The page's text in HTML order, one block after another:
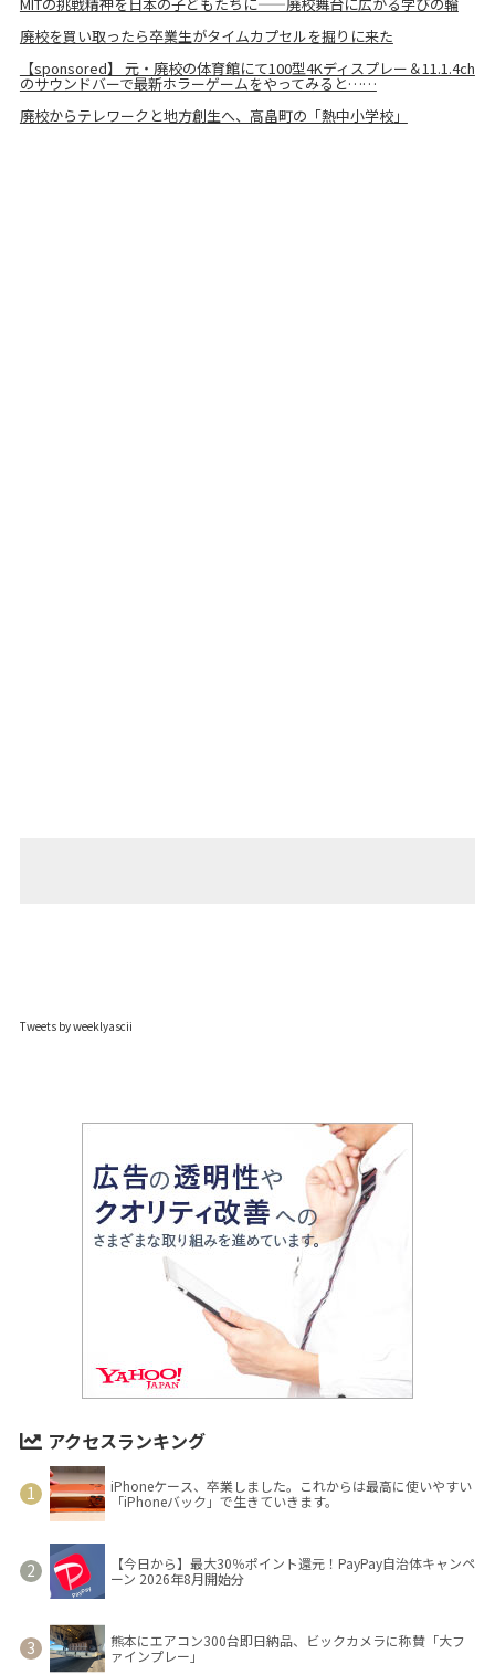
廃校を買い取ったら卒業生がタイムカプセルを掘りに来た
【sponsored】 元・廃校の体育館にて100型4Kディスプレー＆11.1.4ch
のサウンドバーで最新ホラーゲームをやってみると……
廃校からテレワークと地方創生へ、高畠町の「熱中小学校」
Tweets by weeklyascii
アクセスランキング
iPhoneケース、卒業しました。これからは最高に使いやすい
「iPhoneバック」で生きていきます。
【今日から】最大30％ポイント還元！PayPay自治体キャンペ
ーン 2026年8月開始分
熊本にエアコン300台即日納品、ビックカメラに称賛「大フ
ァインプレー」